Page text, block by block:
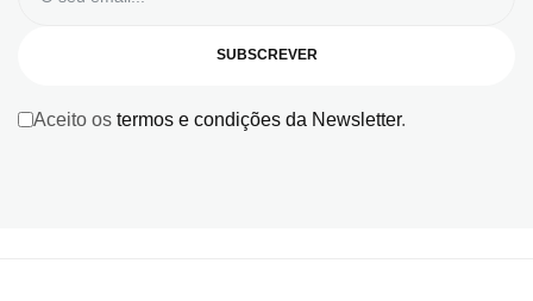
SUBSCREVER
Aceito os termos e condições da Newsletter.